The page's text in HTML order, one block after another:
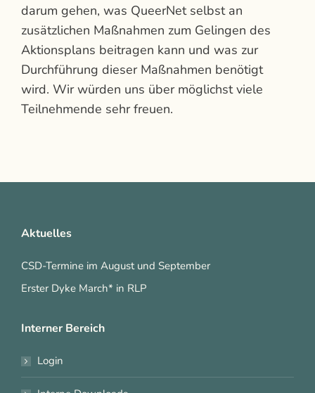
darum gehen, was QueerNet selbst an
zusätzlichen Maßnahmen zum Gelingen des
Aktionsplans beitragen kann und was zur
Durchführung dieser Maßnahmen benötigt
wird. Wir würden uns über möglichst viele
Teilnehmende sehr freuen.
Aktuelles
CSD-Termine im August und September
Erster Dyke March* in RLP
Interner Bereich
Login